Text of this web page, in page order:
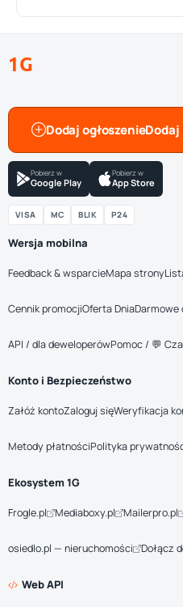
1G
Dodaj ogłoszenie
Pobierz w
Google Play
Pobierz w
App Store
VISA MC BLIK P24
Wersja mobilna
Feedback & wsparcieMapa strony
Cennik promocjiOferta DniaDarmowe
API / dla deweloperówPomoc / 💬
Konto i Bezpieczeństwo
Załóż kontoZaloguj sięWeryfikacja
Metody płatnościPolityka
Ekosystem 1G
Frogle.pl Mediaboxy.pl Mailerpro.pl
osiedlo.pl — nieruchomości Dołącz
Web API